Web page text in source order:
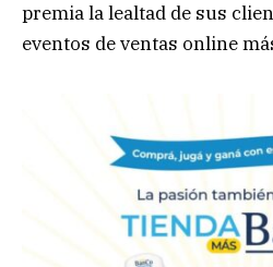
premia la lealtad de sus
eventos de ventas online